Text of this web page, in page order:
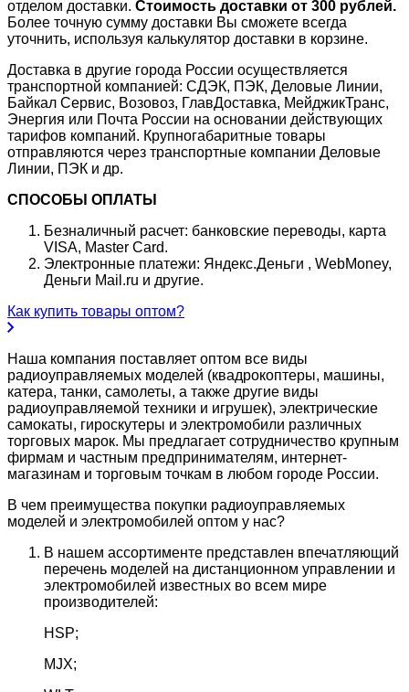
отделом доставки. Стоимость доставки от 300 рублей.
Более точную сумму доставки Вы сможете всегда
уточнить, используя калькулятор доставки в корзине.
Доставка в другие города России осуществляется
транспортной компанией: СДЭК, ПЭК, Деловые Линии,
Байкал Сервис, Возовоз, ГлавДоставка, МейджикТранс,
Энергия или Почта России на основании действующих
тарифов компаний. Крупногабаритные товары
отправляются через транспортные компании Деловые
Линии, ПЭК и др.
СПОСОБЫ ОПЛАТЫ
Безналичный расчет: банковские переводы, карта
VISA, Master Card.
Электронные платежи: Яндекс.Деньги , WebMoney,
Деньги Mail.ru и другие.
Как купить товары оптом?
Наша компания поставляет оптом все виды
радиоуправляемых моделей (квадрокоптеры, машины,
катера, танки, самолеты, а также другие виды
радиоуправляемой техники и игрушек), электрические
самокаты, гироскутеры и электромобили различных
торговых марок. Мы предлагает сотрудничество крупным
фирмам и частным предпринимателям, интернет-
магазинам и торговым точкам в любом городе России.
В чем преимущества покупки радиоуправляемых
моделей и электромобилей оптом у нас?
В нашем ассортименте представлен впечатляющий
перечень моделей на дистанционном управлении и
электромобилей известных во всем мире
производителей:
HSP;
MJX;